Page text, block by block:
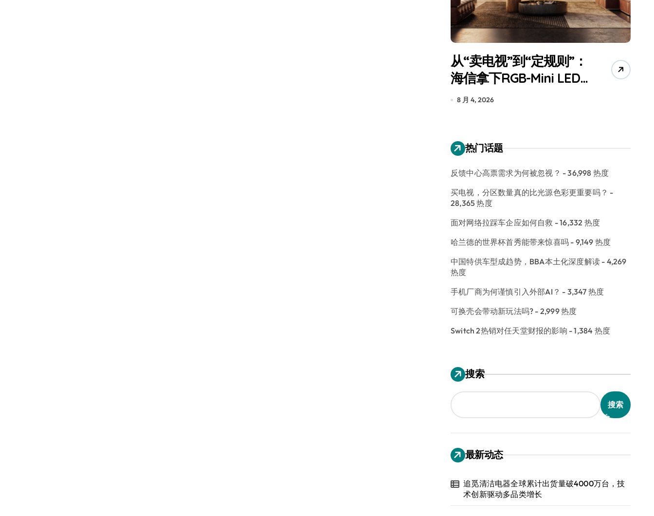
从“卖电视”到“定规则”：
海信拿下RGB-Mini LED
全球话语权
8 月 4, 2026
热门话题
反馈中心高票需求为何被忽视？ - 36,998 热度
买电视，分区数量真的比光源色彩更重要吗？ -
28,365 热度
面对网络拉踩车企应如何自救 - 16,332 热度
哈兰德的世界杯首秀能带来惊喜吗 - 9,149 热度
中国特供车型成趋势，BBA本土化深度解读 - 4,269
热度
手机厂商为何谨慎引入外部AI？ - 3,347 热度
可换壳会带动新玩法吗? - 2,999 热度
Switch 2热销对任天堂财报的影响 - 1,384 热度
搜索
搜索
最新动态
追觅清洁电器全球累计出货量破4000万台，技
术创新驱动多品类增长